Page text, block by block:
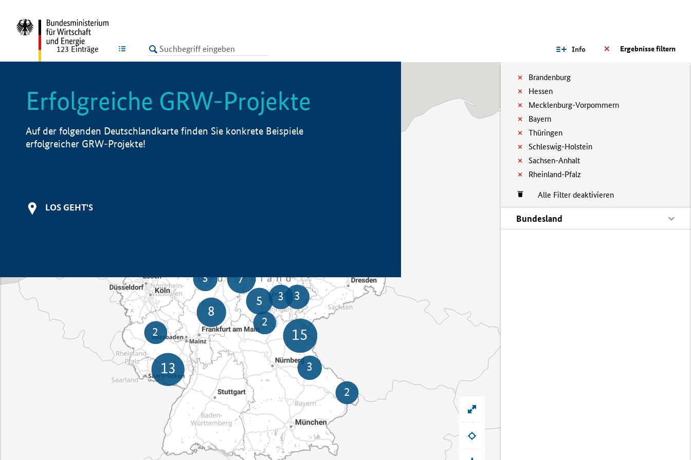
LISTE Ergebnisse filtern
Info
Brandenburg
Hessen
Mecklenburg-Vorpommern
Bayern
Thüringen
Schleswig-Holstein
Sachsen-Anhalt
Rheinland-Pfalz
Alle Filter deaktivieren
Bundesland
123 Einträge
Erfolgreiche GRW-Projekte
Auf der folgenden Deutschlandkarte finden Sie konkrete Beispiele
erfolgreicher GRW-Projekte!
LOS GEHT'S